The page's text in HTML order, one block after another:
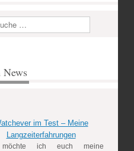
News
im Test – Meine
Langzeiterfahrungen
ich euch meine